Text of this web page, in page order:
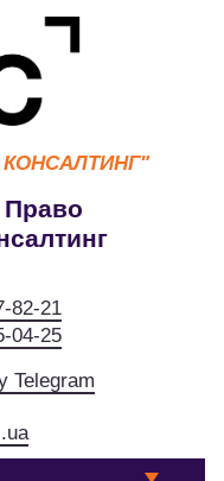
82-21
04-25
Telegram